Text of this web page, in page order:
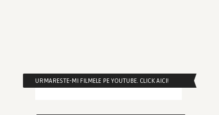
URMARESTE-MI FILMELE PE YOUTUBE. CLICK AICI!